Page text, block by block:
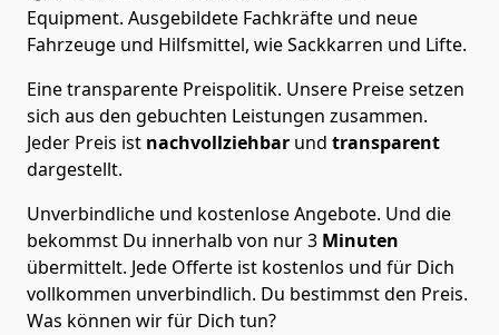
Equipment. Ausgebildete Fachkräfte und neue
Fahrzeuge und Hilfsmittel, wie Sackkarren und Lifte.
Eine transparente Preispolitik. Unsere Preise setzen
sich aus den gebuchten Leistungen zusammen.
Jeder Preis ist nachvollziehbar und transparent
dargestellt.
Unverbindliche und kostenlose Angebote. Und die
bekommst Du innerhalb von nur3 Minuten
übermittelt. Jede Offerte ist kostenlos und für Dich
vollkommen unverbindlich. Du bestimmst den Preis.
Was können wir für Dich tun?